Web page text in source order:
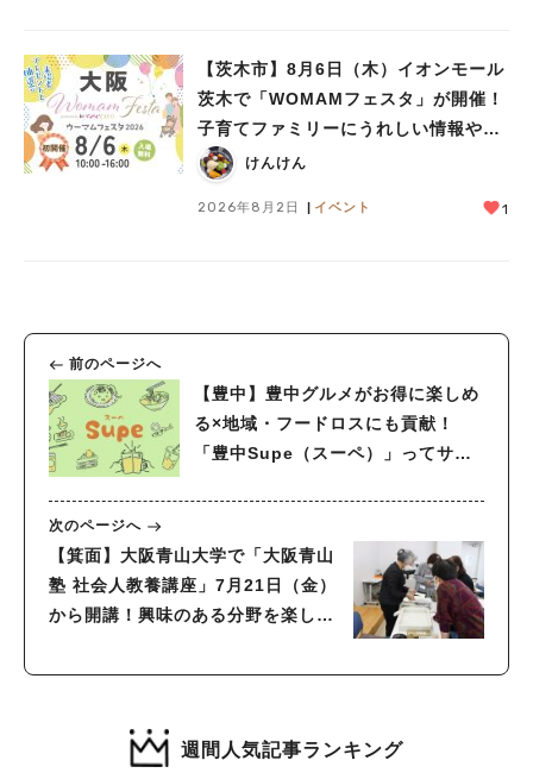
【茨木市】8月6日（木）イオンモール
茨木で「WOMAMフェスタ」が開催！
子育てファミリーにうれしい情報やプ
レゼントがいっぱい♪
けんけん
2026年8月2日 イベント 1
前のページへ
【豊中】豊中グルメがお得に楽しめ
る×地域・フードロスにも貢献！
「豊中Supe（スーペ）」ってサー
次のページへ
【箕面】大阪青山大学で「大阪青山
塾 社会人教養講座」7月21日（金）
から開講！興味のある分野を楽しく
週間人気記事ランキング